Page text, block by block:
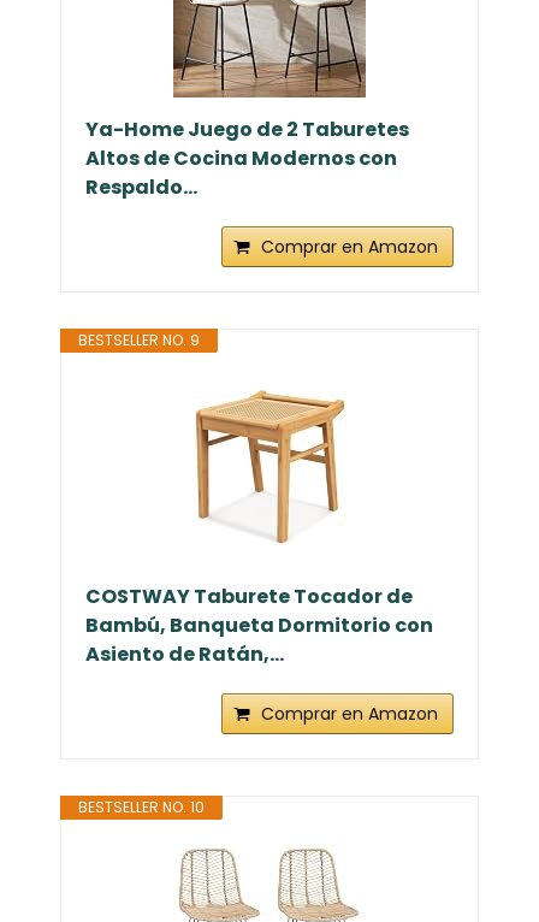
Ya-Home Juego de 2 Taburetes
Altos de Cocina Modernos con
Respaldo...
Comprar en Amazon
BESTSELLER NO. 9
COSTWAY Taburete Tocador de
Bambú, Banqueta Dormitorio con
Asiento de Ratán,...
Comprar en Amazon
BESTSELLER NO. 10